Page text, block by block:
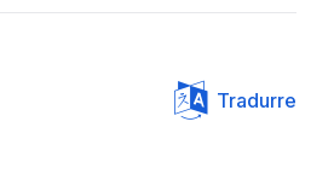
Tradurre